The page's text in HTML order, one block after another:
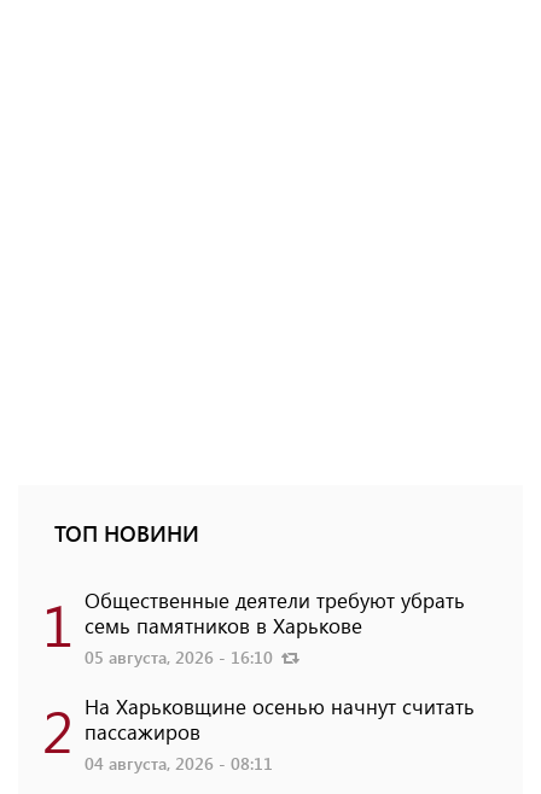
ТОП НОВИНИ
1 Общественные деятели требуют убрать
семь памятников в Харькове
05 августа, 2026 - 16:10
2 На Харьковщине осенью начнут считать
пассажиров
04 августа, 2026 - 08:11